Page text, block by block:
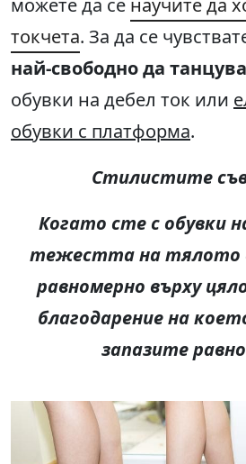
можете да се научите да
токчета. За да се
най-свободно да
обувки на дебел ток или
обувки с платформа.
Стилистите
Когато сте с обувки
тежестта на тялото
равномерно върху
благодарение на
запазите